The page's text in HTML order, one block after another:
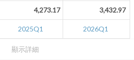
顯示詳細
4,273.17
3,432.97
2025Q1 2026Q1